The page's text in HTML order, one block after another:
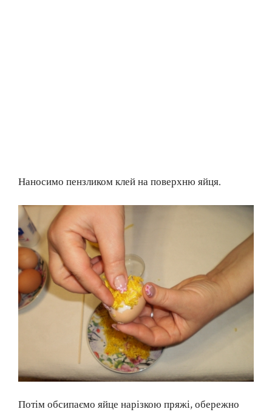
Наносимо пензликом клей на поверхню яйця.
Потім обсипаємо яйце нарізкою пряжі, обережно